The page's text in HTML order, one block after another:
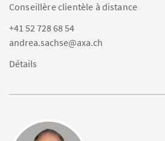
Conseillère clientèle à distance
+41 52 728 68 54
andrea.sachse@axa.ch
Détails